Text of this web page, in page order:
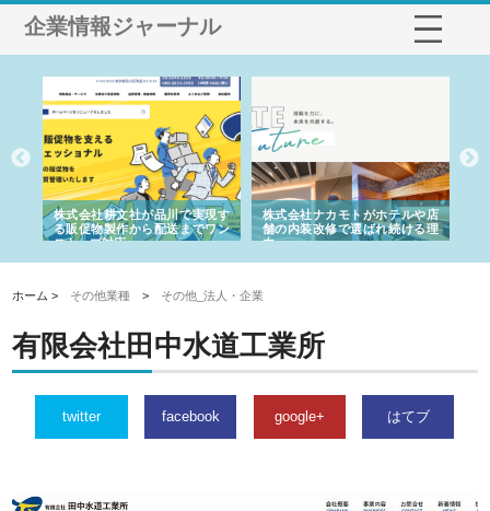
企業情報ジャーナル
株式会社耕文社が品川で実現す
る販促物製作から配送までワン
ストップ対応
株式会社ナカモトがホテルや店
舗の内装改修で選ばれ続ける理
由
ホーム > その他業種 > その他_法人・企業
有限会社田中水道工業所
twitter facebook google+ はてブ